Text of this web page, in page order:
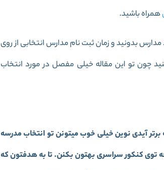
همراه باشید.
مدارس بدونید و زمان ثبت نام مدارس انتخابی از روی
چون تو این مقاله خیلی مفصل در مورد انتخاب
آیدی نوین خیلی خوب میتونن تو انتخاب مدرسه
توی کنکور سراسری بهتون بکنن. تا به هدفتون که